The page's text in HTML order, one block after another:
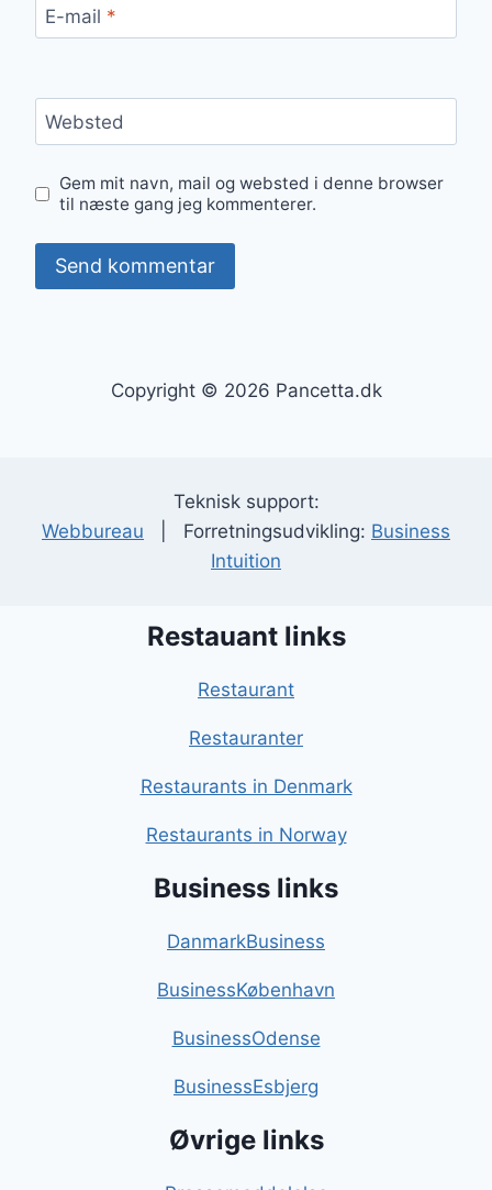
E-mail *
Websted
Gem mit navn, mail og websted i denne browser
til næste gang jeg kommenterer.
Copyright © 2026 Pancetta.dk
Teknisk support:
Webbureau | Forretningsudvikling: Business
Intuition
Restauant links
Restaurant
Restauranter
Restaurants in Denmark
Restaurants in Norway
Business links
DanmarkBusiness
BusinessKøbenhavn
BusinessOdense
BusinessEsbjerg
Øvrige links